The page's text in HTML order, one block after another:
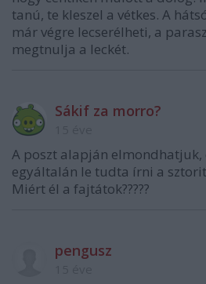
tanú, te kleszel a vétkes. A
már végre lecserélheti, a
megtnulja a leckét.
Sákif za morro?
A poszt alapján elmondhatjuk,
egyáltalán le tudta írni a
Miért él a fajtátok?????
pengusz